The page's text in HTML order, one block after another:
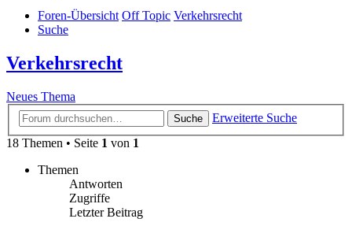
Foren-Übersicht Off Topic Verkehrsrecht
Suche
Verkehrsrecht
Neues Thema
Suche
Erweiterte Suche
18 Themen • Seite 1 von 1
Themen
Antworten
Zugriffe
Letzter Beitrag